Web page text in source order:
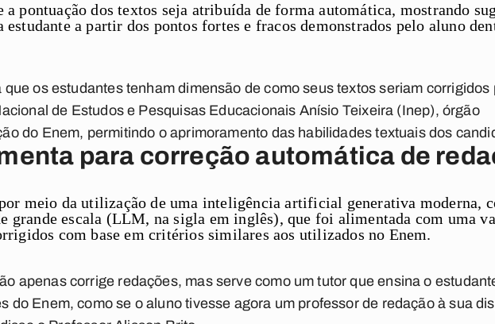
pontuação dos textos seja atribuída de forma automática, mostrando
estudante a partir dos pontos fortes e fracos demonstrados pelo aluno
os estudantes tenham dimensão de como seus textos seriam corrigidos
de Estudos e Pesquisas Educacionais Anísio Teixeira (Inep), órgão
do Enem, permitindo o aprimoramento das habilidades textuais dos
para correção automática de
meio da utilização de uma inteligência artificial generativa moderna,
grande escala (LLM, na sigla em inglês), que foi alimentada com uma
com base em critérios similares aos utilizados no Enem.
apenas corrige redações, mas serve como um tutor que ensina o
do Enem, como se o aluno tivesse agora um professor de redação à sua